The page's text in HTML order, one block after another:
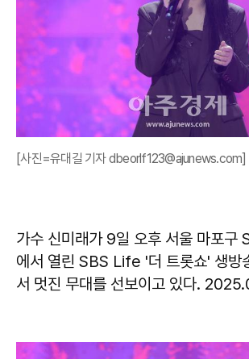
[사진=유대길 기자 dbeorlf123@ajunews.com]
가수 신미래가 9일 오후 서울 마포구
에서 열린 SBS Life '더 트롯쇼' 생방
서 멋진 무대를 선보이고 있다.